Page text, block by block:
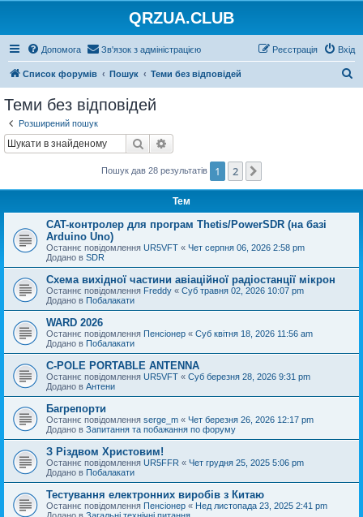
QRZUA.CLUB
Допомога Зв'язок з адміністрацією Вхід
Реєстрація
Список форумів Пошук Теми без відповідей
Теми без відповідей
Розширений пошук
Пошук
Пошук дав 28 результатів 1 2
Тем
CAT-контролер для програм Thetis/PowerSDR (на базі
Arduino Uno)
Останнє повідомлення UR5VFT « Чет серпня 06, 2026 2:58 pm
Додано в SDR
Схема вихідної частини авіаційної радіостанції мікрон
Останнє повідомлення Freddy « Суб травня 02, 2026 10:07 pm
Додано в Побалакати
WARD 2026
Останнє повідомлення Пенсіонер « Суб квітня 18, 2026 11:56 am
Додано в Побалакати
C-POLE PORTABLE ANTENNA
Останнє повідомлення UR5VFT « Суб березня 28, 2026 9:31 pm
Додано в Антени
Багрепорти
Останнє повідомлення serge_m « Чет березня 26, 2026 12:17 pm
Додано в Запитання та побажання по форуму
З Різдвом Христовим!
Останнє повідомлення UR5FFR « Чет грудня 25, 2025 5:06 pm
Додано в Побалакати
Тестування електронних виробів з Китаю
Останнє повідомлення Пенсіонер « Нед листопада 23, 2025 2:41 pm
Додано в Загальні технічні питання